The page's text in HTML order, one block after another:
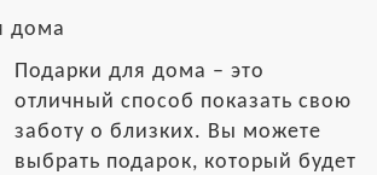
дома
Подарки для дома – это
отличный способ показать свою
заботу о близких. Вы можете
выбрать подарок, который будет